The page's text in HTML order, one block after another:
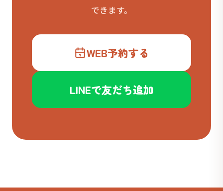
できます。
WEB予約する
LINEで友だち追加